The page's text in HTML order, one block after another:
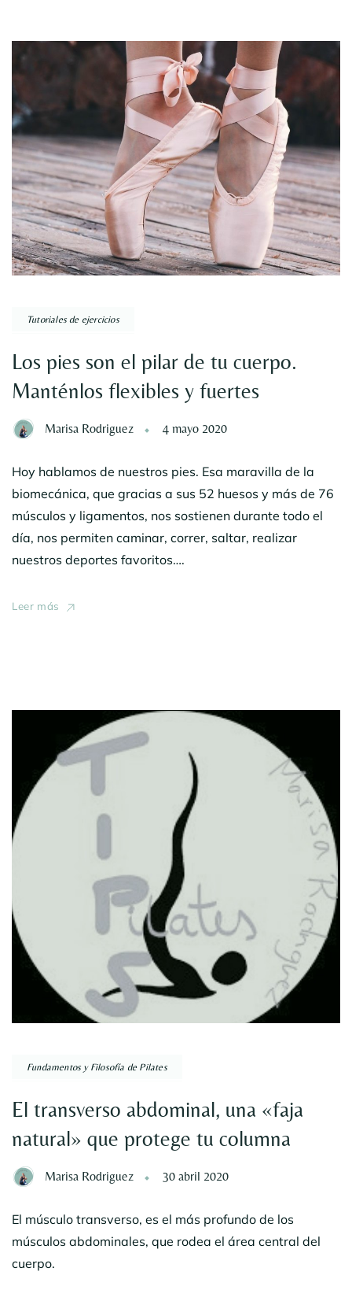
Tutoriales de ejercicios
Los pies son el pilar de tu cuerpo.
Manténlos flexibles y fuertes
Marisa Rodriguez 4 mayo 2020
Hoy hablamos de nuestros pies. Esa maravilla de la
biomecánica, que gracias a sus 52 huesos y más de 76
músculos y ligamentos, nos sostienen durante todo el
día, nos permiten caminar, correr, saltar, realizar
nuestros deportes favoritos….
Leer más
Fundamentos y Filosofía de Pilates
El transverso abdominal, una «faja
natural» que protege tu columna
Marisa Rodriguez 30 abril 2020
El músculo transverso, es el más profundo de los
músculos abdominales, que rodea el área central del
cuerpo.